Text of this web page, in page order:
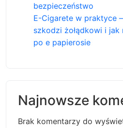
bezpieczeństwo
E-Cigarete w praktyce
szkodzi żołądkowi i
po e papierosie
Najnowsze
Brak komentarzy do